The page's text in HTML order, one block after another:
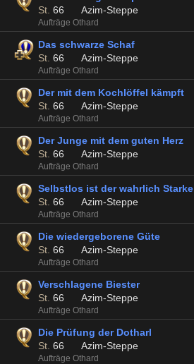
St. 66 Azim-Steppe
Aufträge Othard
Das schwarze Schaf
St. 66 Azim-Steppe
Aufträge Othard
Der mit dem Kochlöffel kämpft
St. 66 Azim-Steppe
Aufträge Othard
Der Junge mit dem guten Herz
St. 66 Azim-Steppe
Aufträge Othard
Selbstlos ist der wahrlich Starke
St. 66 Azim-Steppe
Aufträge Othard
Die wiedergeborene Güte
St. 66 Azim-Steppe
Aufträge Othard
Verschlagene Biester
St. 66 Azim-Steppe
Aufträge Othard
Die Prüfung der Dotharl
St. 66 Azim-Steppe
Aufträge Othard